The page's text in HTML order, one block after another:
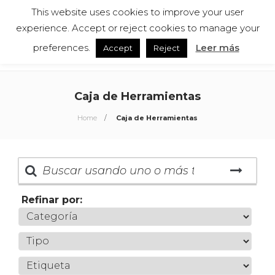
English
Caja de Herramientas
Home Caja de Herramientas
Refinar por:
This website uses cookies to improve your user
experience. Accept or reject cookies to manage your
preferences.
Accept Reject Leer más